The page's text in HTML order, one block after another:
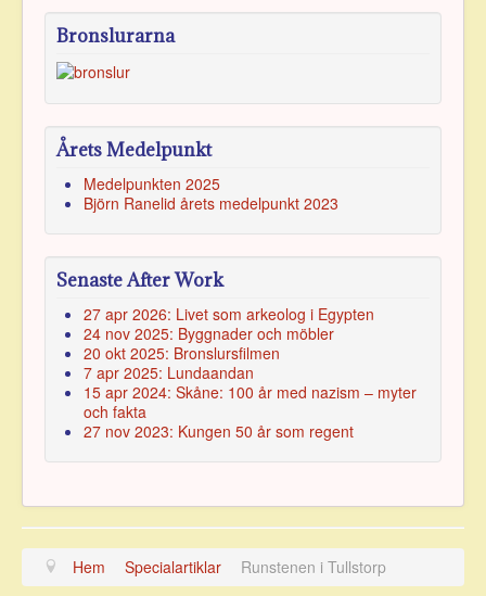
Bronslurarna
Årets Medelpunkt
Medelpunkten 2025
Björn Ranelid årets medelpunkt 2023
Senaste After Work
27 apr 2026: Livet som arkeolog i Egypten
24 nov 2025: Byggnader och möbler
20 okt 2025: Bronslursfilmen
7 apr 2025: Lundaandan
15 apr 2024: Skåne: 100 år med nazism – myter
och fakta
27 nov 2023: Kungen 50 år som regent
Hem Specialartiklar
Runstenen i Tullstorp